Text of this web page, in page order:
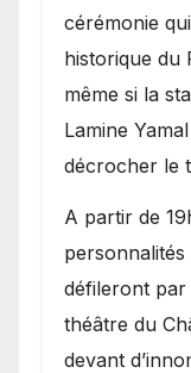
cérémonie
historique du
même si la
Lamine
décrocher le
A partir de
défileront par
théâtre du
devant